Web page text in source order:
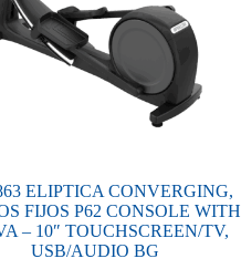
ELIPTICA CONVERGING,
FIJOS P62 CONSOLE WITH
– 10″ TOUCHSCREEN/TV,
USB/AUDIO BG